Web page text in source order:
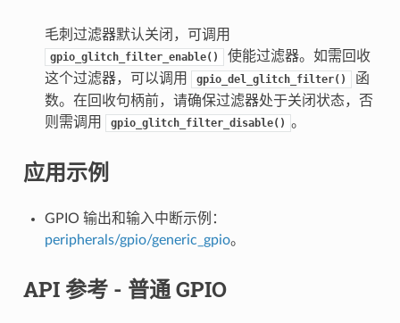
毛刺过滤器默认关闭，可调用
gpio_glitch_filter_enable()
使能过滤器。如需回收
这个过滤器，可以调用
gpio_del_glitch_filter()
函
数。在回收句柄前，请确保过滤器处于关闭状态，否
则需调用
gpio_glitch_filter_disable() 。
应用示例
GPIO 输出和输入中断示例：
peripherals/gpio/generic_gpio。
API 参考 - 普通 GPIO